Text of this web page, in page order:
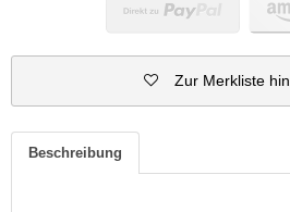
Zur Merkliste
Beschreibung